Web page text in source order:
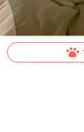
【同じ猫。男